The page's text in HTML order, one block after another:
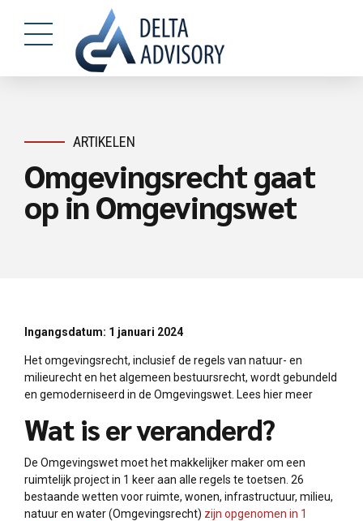
ARTIKELEN
Omgevingsrecht gaat
op in Omgevingswet
Ingangsdatum: 1 januari 2024
Het omgevingsrecht, inclusief de regels van natuur- en
milieurecht en het algemeen bestuursrecht, wordt gebundeld
en gemoderniseerd in de Omgevingswet. Lees hier meer
Wat is er veranderd?
De Omgevingswet moet het makkelijker maker om een
ruimtelijk project in 1 keer aan alle regels te toetsen. 26
bestaande wetten voor ruimte, wonen, infrastructuur, milieu,
natuur en water (Omgevingsrecht) zijn opgenomen in 1